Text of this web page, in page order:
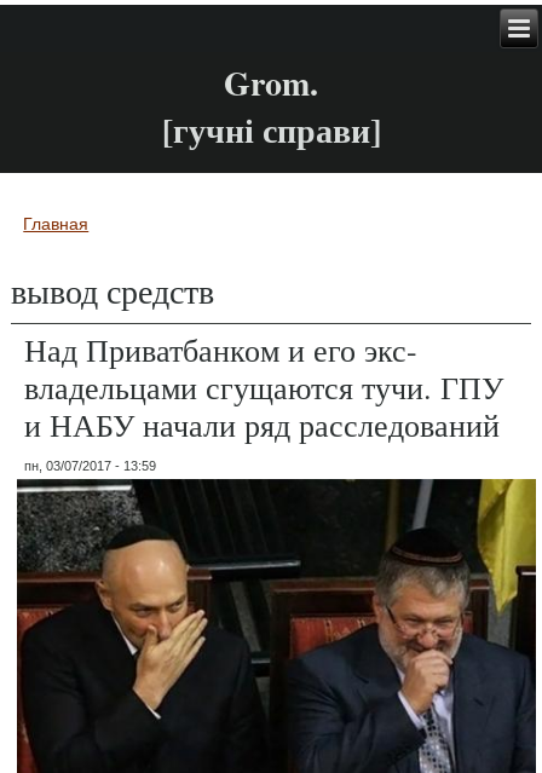
Grom.
[гучні справи]
Вы здесь
Главная
вывод средств
Над Приватбанком и его экс-
владельцами сгущаются тучи. ГПУ
и НАБУ начали ряд расследований
пн, 03/07/2017 - 13:59